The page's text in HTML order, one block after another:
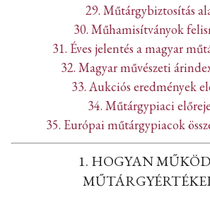
29. Műtárgybiztosítás
30. Műhamisítványok
31. Éves jelentés a magyar
32. Magyar művészeti
33. Aukciós eredmények
34. Műtárgypiaci
35. Európai műtárgypiacok
1. HOGYAN